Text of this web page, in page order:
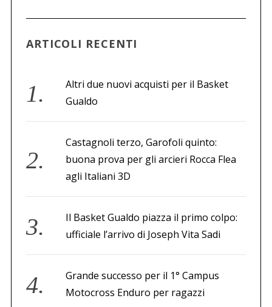
ARTICOLI RECENTI
Altri due nuovi acquisti per il Basket
Gualdo
Castagnoli terzo, Garofoli quinto:
buona prova per gli arcieri Rocca Flea
agli Italiani 3D
Il Basket Gualdo piazza il primo colpo:
ufficiale l’arrivo di Joseph Vita Sadi
Grande successo per il 1° Campus
Motocross Enduro per ragazzi
e